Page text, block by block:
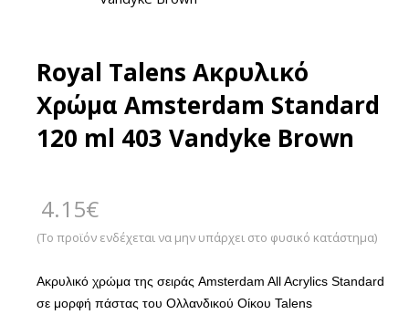
Royal Talens Ακρυλικό
Χρώμα Amsterdam Standard
120 ml 403 Vandyke Brown
4.15€
(Το προϊόν ενδέχεται να μην υπάρχει στο φυσικό κατάστημα)
Ακρυλικό χρώμα της σειράς Amsterdam All Acrylics Standard
σε μορφή πάστας του Ολλανδικού Οίκου Talens